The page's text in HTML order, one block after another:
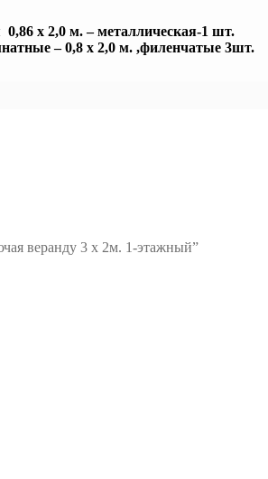
0,86 х 2,0 м. – металлическая-1 шт.
– 0,8 х 2,0 м. ,филенчатые 3шт.
веранду 3 х 2м. 1-этажный”